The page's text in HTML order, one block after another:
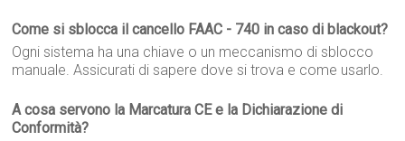
Come si sblocca il cancello FAAC - 740 in caso di blackout?
Ogni sistema ha una chiave o un meccanismo di sblocco
manuale. Assicurati di sapere dove si trova e come usarlo.
A cosa servono la Marcatura CE e la Dichiarazione di
Conformità?